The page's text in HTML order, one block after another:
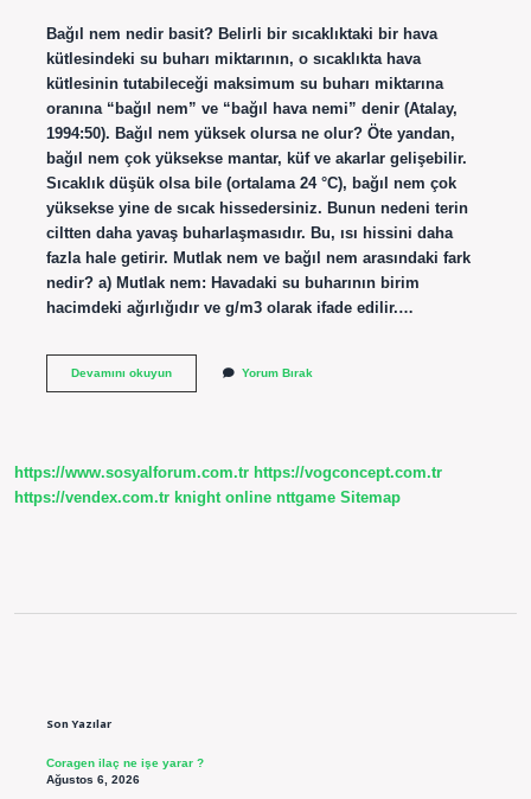
Bağıl nem nedir basit? Belirli bir sıcaklıktaki bir hava
kütlesindeki su buharı miktarının, o sıcaklıkta hava
kütlesinin tutabileceği maksimum su buharı miktarına
oranına “bağıl nem” ve “bağıl hava nemi” denir (Atalay,
1994:50). Bağıl nem yüksek olursa ne olur? Öte yandan,
bağıl nem çok yüksekse mantar, küf ve akarlar gelişebilir.
Sıcaklık düşük olsa bile (ortalama 24 °C), bağıl nem çok
yüksekse yine de sıcak hissedersiniz. Bunun nedeni terin
ciltten daha yavaş buharlaşmasıdır. Bu, ısı hissini daha
fazla hale getirir. Mutlak nem ve bağıl nem arasındaki fark
nedir? a) Mutlak nem: Havadaki su buharının birim
hacimdeki ağırlığıdır ve g/m3 olarak ifade edilir.…
Devamını okuyunBağıl
Yorum Bırak
https://www.sosyalforum.com.tr https://vogconcept.com.tr
https://vendex.com.tr knight online nttgame Sitemap
Son Yazılar
Coragen ilaç ne işe yarar ?
Ağustos 6, 2026